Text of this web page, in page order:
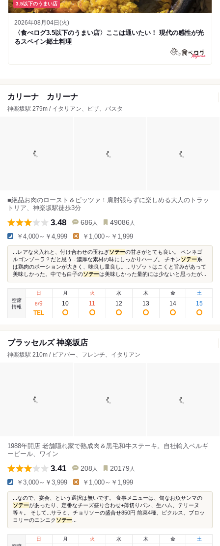
3.5以下のうまい店
2026年08月04日(火)
〈食べログ3.5以下のうまい店〉ここは通いたい！ 現代の感性が光
るスペイン郷土料理
カリーナ カリーナ
神楽坂駅 279m / イタリアン、ピザ、パスタ
■絶品お肉のロースト＆ピッツァ！肩肘張らずに楽しめる大人のトラッ
トリア、神楽坂駅徒歩3分
3.48 686 人 49086 人
￥4,000～￥4,999 ￥1,000～￥1,999
...レアな火入れと、付け合わせの玉ねぎソテーの甘さがとても良い。 ペンネゴ
ルゴンゾーラ？だと思う...濃厚な素材の味にしっかりハーブ。 チキンソテー系
は鶏肉のポーションが大きく、味良し量良し。...リゾットはこくと旨みがあって
美味しかった。中でも白子のソテーは美味しかった量的には少ないと思ったが...
空席
情報
日
8/9
月
10
火
11
水
12
木
13
金
14
土
15
ブラッセルズ 神楽坂店
神楽坂駅 210m / ビアバー、フレンチ、イタリアン
1988年開店 老舗隠れ家で熟成肉＆黒毛和牛ステーキ。自社輸入ベルギ
ービール、ワイン
3.41 208 人 20179 人
￥3,000～￥3,999 ￥1,000～￥1,999
...なので、宴会、という選択は無いです。 食事メニューは、旬なお魚サンマの
ソテーがあったり、定番なチーズ盛り合わせ+薄切りパン、生ハム、テリーヌ
等々。 そして...サラミ、チョリソーの盛合せ850円 前菜4種、ピクルス、ブロッ
コリーのニンニク ソテー
日 月 火 水 木 金 土